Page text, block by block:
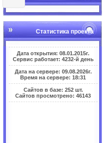
Статистика проекта
Дата открытия: 08.01.2015г.
Сервис работает: 4232-й день
Дата на сервере: 09.08.2026г.
Время на сервере: 18:31
Сайтов в базе: 252 шт.
Сайтов просмотрено: 46143